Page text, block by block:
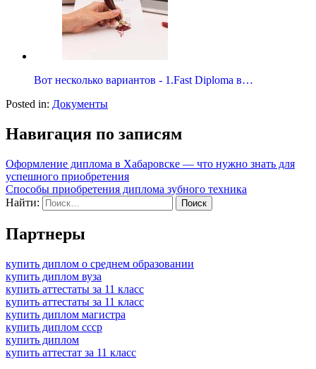
Вот несколько вариантов - 1.Fast Diploma в…
Posted in: Документы
Навигация по записям
Оформление диплома в Хабаровске — что нужно знать для
успешного приобретения
Способы приобретения диплома зубного техника
Найти:
Партнеры
купить диплом о среднем образовании
купить диплом вуза
купить аттестаты за 11 класс
купить аттестаты за 11 класс
купить диплом магистра
купить диплом ссср
купить диплом
купить аттестат за 11 класс